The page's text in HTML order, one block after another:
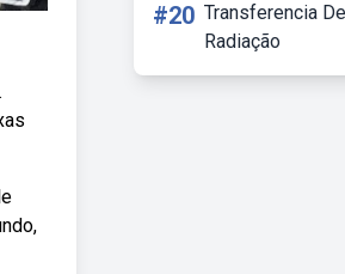
#20 Transferencia
Radiação